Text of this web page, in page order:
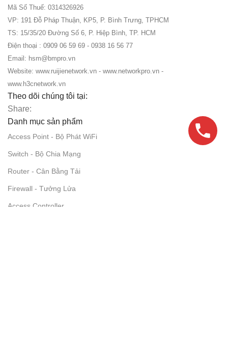
Mã Số Thuế: 0314326926
VP: 191 Đỗ Pháp Thuận, KP5, P. Bình Trưng, TPHCM
TS: 15/35/20 Đường Số 6, P. Hiệp Bình, TP. HCM
Điện thoại : 0909 06 59 69 - 0938 16 56 77
Email: hsm@bmpro.vn
Website: www.ruijienetwork.vn - www.networkpro.vn -
www.h3cnetwork.vn
Theo dõi chúng tôi tại:
Share:
Danh mục sản phẩm
Access Point - Bộ Phát WiFi
Switch - Bộ Chia Mạng
Router - Cân Bằng Tải
Firewall - Tưởng Lửa
Access Controller